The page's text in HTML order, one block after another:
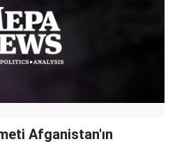
Afganistan'ın